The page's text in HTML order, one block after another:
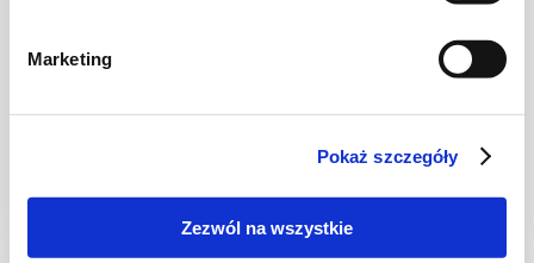
Marketing
Pokaż szczegóły
Zezwól na wszystkie
TARTY
borówkami
2381 kcal